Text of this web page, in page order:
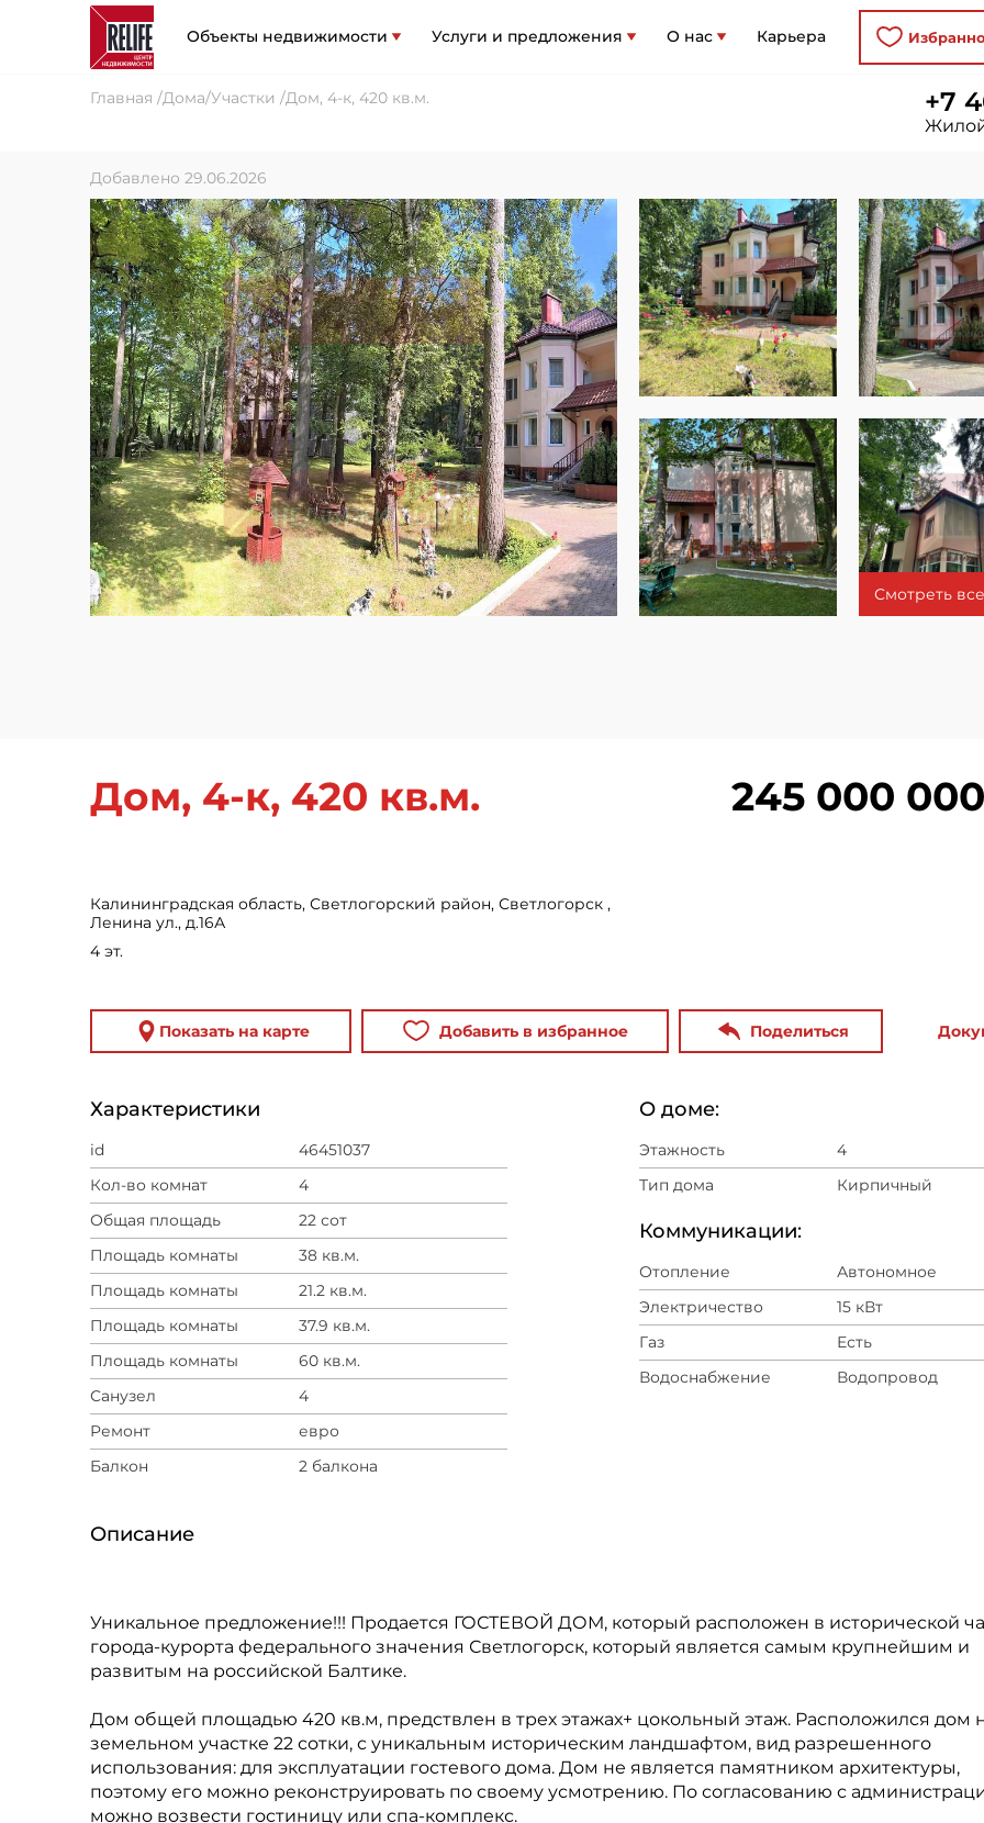
Объекты недвижимости Услуги и предложения О нас Карьера
Главная Дома/Участки Дом, 4-к, 420 кв.м. +7
Добавлено 29.06.2026
Смотреть
Дом, 4-к, 420 кв.м.
Калининградская область, Светлогорский район, Светлогорск ,
Ленина ул., д.16А
4 эт.
245 000
Показать на карте Добавить в избранное Поделиться
Характеристики
id
46451037
Кол-во комнат
4
Общая площадь
22 сот
Площадь комнаты
38 кв.м.
Площадь комнаты
21.2 кв.м.
Площадь комнаты
37.9 кв.м.
Площадь комнаты
60 кв.м.
Санузел
4
Ремонт
евро
Балкон
2 балкона
О доме:
Этажность
4
Тип дома
Кирпичный
Коммуникации:
Отопление
Автономное
Электричество
15 кВт
Газ
Есть
Водоснабжение
Водопровод
Описание
Уникальное предложение!!! Продается ГОСТЕВОЙ ДОМ, который расположен в исторической
города-курорта федерального значения Светлогорск, который является самым крупнейшим и
развитым на российской Балтике.
Дом общей площадью 420 кв.м, предствлен в трех этажах+ цокольный этаж. Расположился дом
земельном участке 22 сотки, с уникальным историческим ландшафтом, вид разрешенного
использования: для эксплуатации гостевого дома. Дом не является памятником архитектуры,
поэтому его можно реконструировать по своему усмотрению. По согласованию с
можно возвести гостиницу или спа-комплекс.